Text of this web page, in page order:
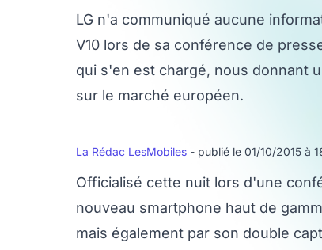
LG n'a communiqué aucune
V10 lors de sa conférence de
qui s'en est chargé, nous donnant
sur le marché européen.
La Rédac LesMobiles - publié le 01/10/2015 à
Officialisé cette nuit lors d'une
nouveau smartphone haut de
mais également par son double